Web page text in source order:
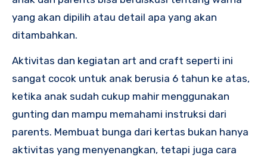
yang akan dipilih atau detail apa yang akan
ditambahkan.
Aktivitas dan kegiatan art and craft seperti ini
sangat cocok untuk anak berusia 6 tahun ke atas,
ketika anak sudah cukup mahir menggunakan
gunting dan mampu memahami instruksi dari
parents. Membuat bunga dari kertas bukan hanya
aktivitas yang menyenangkan, tetapi juga cara